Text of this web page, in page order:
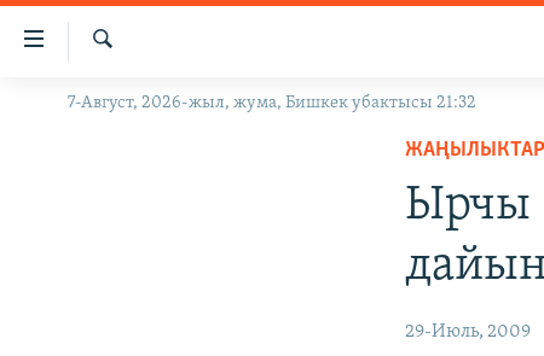
Линктер
Мазмунга
Навигацияга
ЖАҢЫЛЫКТАР
Издөө
7-Август, 2026-жыл, жума, Бишкек убактысы 21:32
ЖАҢЫЛЫКТАР
Ырчы
29-Июль, 2009